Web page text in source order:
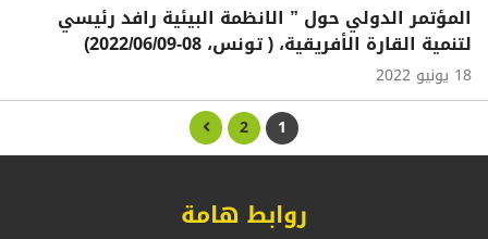
المؤتمر الدولي حول ” الانظمة البيئية رافد رئيسي
لتنمية القارة الأفريقية، ( تونس، 08-2022/06/09)
18 يونيو 2022
1
2
روابط هامة